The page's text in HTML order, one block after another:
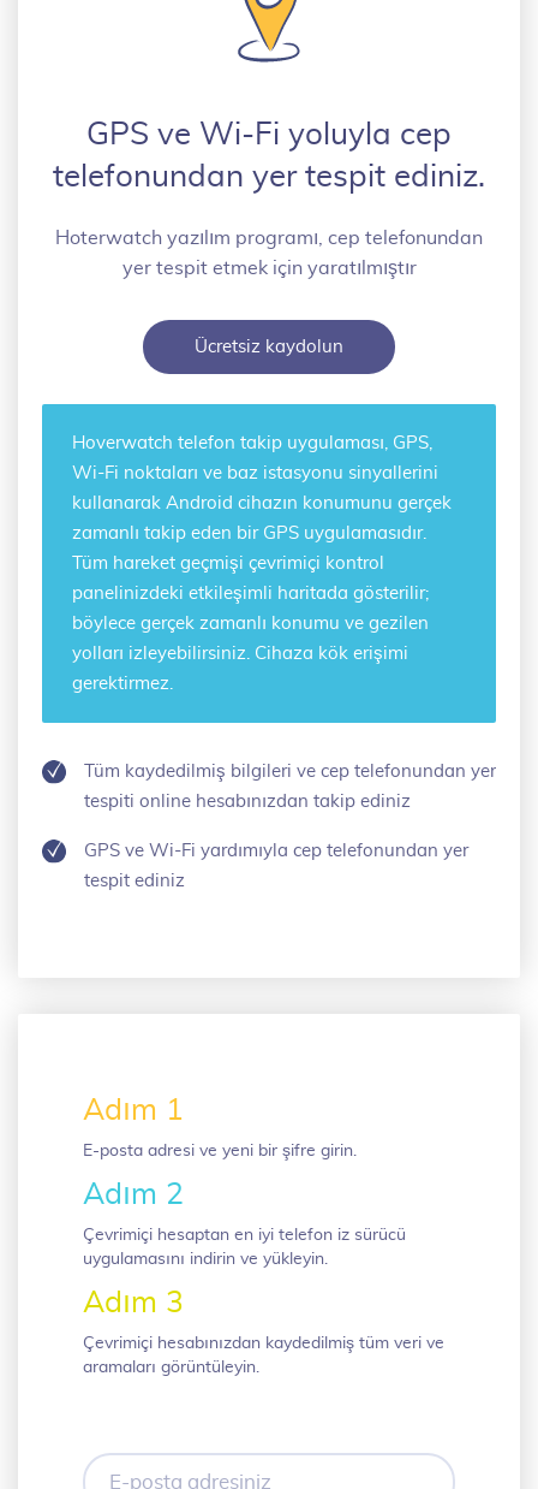
GPS ve Wi-Fi yoluyla cep
telefonundan yer tespit ediniz.
Hoterwatch yazılım programı, cep telefonundan
yer tespit etmek için yaratılmıştır
Ücretsiz kaydolun
Hoverwatch telefon takip uygulaması, GPS,
Wi-Fi noktaları ve baz istasyonu sinyallerini
kullanarak Android cihazın konumunu gerçek
zamanlı takip eden bir GPS uygulamasıdır.
Tüm hareket geçmişi çevrimiçi kontrol
panelinizdeki etkileşimli haritada gösterilir;
böylece gerçek zamanlı konumu ve gezilen
yolları izleyebilirsiniz. Cihaza kök erişimi
gerektirmez.
Tüm kaydedilmiş bilgileri ve cep telefonundan yer
tespiti online hesabınızdan takip ediniz
GPS ve Wi-Fi yardımıyla cep telefonundan yer
tespit ediniz
Adım 1
E-posta adresi ve yeni bir şifre girin.
Adım 2
Çevrimiçi hesaptan en iyi telefon iz sürücü
uygulamasını indirin ve yükleyin.
Adım 3
Çevrimiçi hesabınızdan kaydedilmiş tüm veri ve
aramaları görüntüleyin.
E-